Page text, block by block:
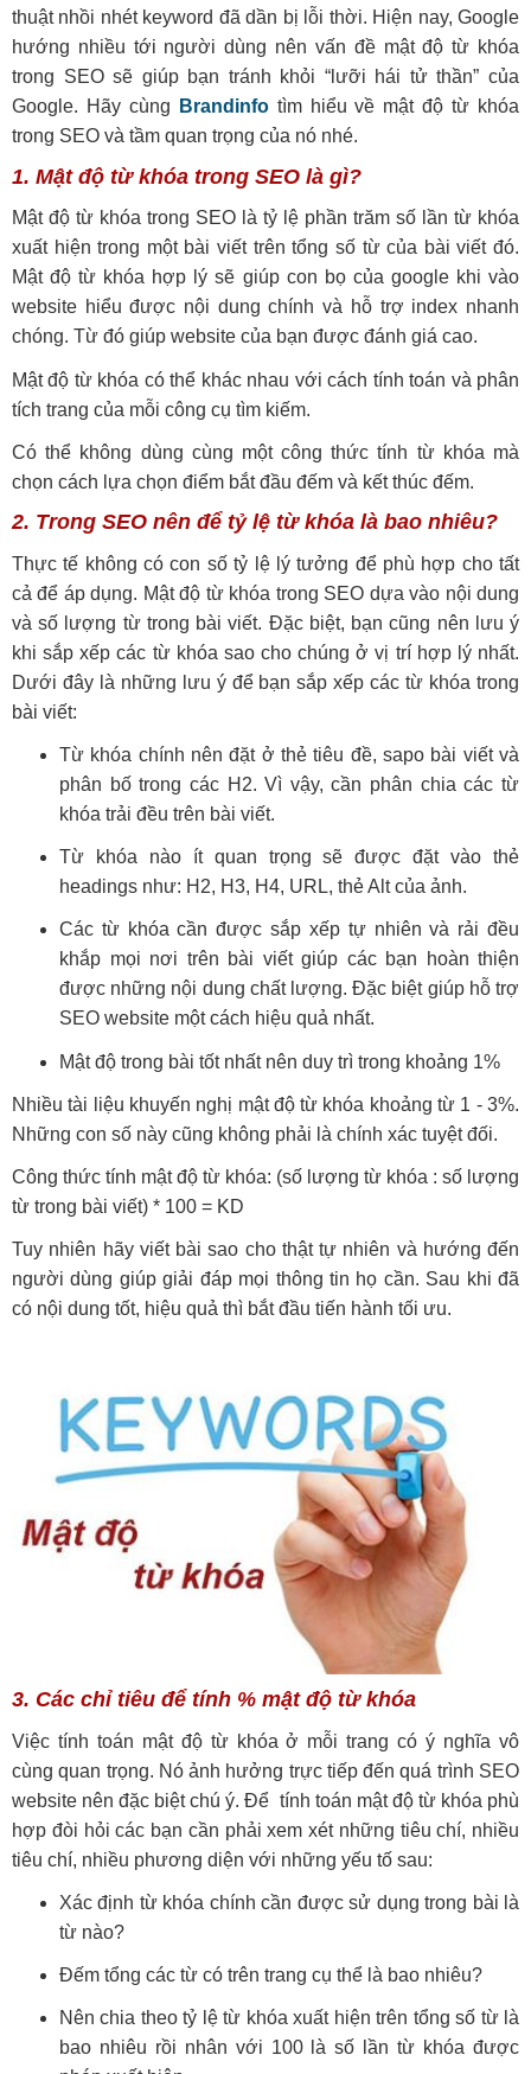
thuật nhồi nhét keyword đã dần bị lỗi thời. Hiện nay, Google
hướng nhiều tới người dùng nên vấn đề mật độ từ khóa
trong SEO sẽ giúp bạn tránh khỏi “lưỡi hái tử thần” của
Google. Hãy cùng
Brandinfotìm hiểu về mật độ từ khóa
trong SEO và tầm quan trọng của nó nhé.
1. Mật độ từ khóa trong SEO là gì?
Mật độ từ khóa trong SEO là tỷ lệ phần trăm số lần từ khóa
xuất hiện trong một bài viết trên tổng số từ của bài viết đó.
Mật độ từ khóa hợp lý sẽ giúp con bọ của google khi vào
website hiểu được nội dung chính và hỗ trợ index nhanh
chóng. Từ đó giúp website của bạn được đánh giá cao.
Mật độ từ khóa có thể khác nhau với cách tính toán và phân
tích trang của mỗi công cụ tìm kiếm.
Có thể không dùng cùng một công thức tính từ khóa mà
chọn cách lựa chọn điểm bắt đầu đếm và kết thúc đếm.
2. Trong SEO nên để tỷ lệ từ khóa là bao nhiêu?
Thực tế không có con số tỷ lệ lý tưởng để phù hợp cho tất
cả để áp dụng. Mật độ từ khóa trong SEO dựa vào nội dung
và số lượng từ trong bài viết. Đặc biệt, bạn cũng nên lưu ý
khi sắp xếp các từ khóa sao cho chúng ở vị trí hợp lý nhất.
Dưới đây là những lưu ý để bạn sắp xếp các từ khóa trong
bài viết:
Từ khóa chính nên đặt ở thẻ tiêu đề, sapo bài viết và
phân bố trong các H2. Vì vậy, cần phân chia các từ
khóa trải đều trên bài viết.
Từ khóa nào ít quan trọng sẽ được đặt vào thẻ
headings như: H2, H3, H4, URL, thẻ Alt của ảnh.
Các từ khóa cần được sắp xếp tự nhiên và rải đều
khắp mọi nơi trên bài viết giúp các bạn hoàn thiện
được những nội dung chất lượng. Đặc biệt giúp hỗ trợ
SEO website một cách hiệu quả nhất.
Mật độ trong bài tốt nhất nên duy trì trong khoảng 1%
Nhiều tài liệu khuyến nghị mật độ từ khóa khoảng từ 1 - 3%.
Những con số này cũng không phải là chính xác tuyệt đối.
Công thức tính mật độ từ khóa: (số lượng từ khóa : số lượng
từ trong bài viết) * 100 = KD
Tuy nhiên hãy viết bài sao cho thật tự nhiên và hướng đến
người dùng giúp giải đáp mọi thông tin họ cần. Sau khi đã
có nội dung tốt, hiệu quả thì bắt đầu tiến hành tối ưu.
3. Các chỉ tiêu để tính % mật độ từ khóa
Việc tính toán mật độ từ khóa ở mỗi trang có ý nghĩa vô
cùng quan trọng. Nó ảnh hưởng trực tiếp đến quá trình SEO
website nên đặc biệt chú ý. Để tính toán mật độ từ khóa phù
hợp đòi hỏi các bạn cần phải xem xét những tiêu chí, nhiều
tiêu chí, nhiều phương diện với những yếu tố sau:
Xác định từ khóa chính cần được sử dụng trong bài là
từ nào?
Đếm tổng các từ có trên trang cụ thể là bao nhiêu?
Nên chia theo tỷ lệ từ khóa xuất hiện trên tổng số từ là
bao nhiêu rồi nhân với 100 là số lần từ khóa được